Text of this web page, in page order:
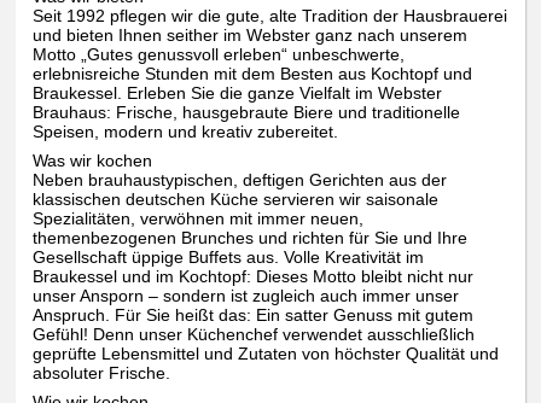
Seit 1992 pflegen wir die gute, alte Tradition der Hausbrauerei
und bieten Ihnen seither im Webster ganz nach unserem
Motto „Gutes genussvoll erleben“ unbeschwerte,
erlebnisreiche Stunden mit dem Besten aus Kochtopf und
Braukessel. Erleben Sie die ganze Vielfalt im Webster
Brauhaus: Frische, hausgebraute Biere und traditionelle
Speisen, modern und kreativ zubereitet.
Was wir kochen
Neben brauhaustypischen, deftigen Gerichten aus der
klassischen deutschen Küche servieren wir saisonale
Spezialitäten, verwöhnen mit immer neuen,
themenbezogenen Brunches und richten für Sie und Ihre
Gesellschaft üppige Buffets aus. Volle Kreativität im
Braukessel und im Kochtopf: Dieses Motto bleibt nicht nur
unser Ansporn – sondern ist zugleich auch immer unser
Anspruch. Für Sie heißt das: Ein satter Genuss mit gutem
Gefühl! Denn unser Küchenchef verwendet ausschließlich
geprüfte Lebensmittel und Zutaten von höchster Qualität und
absoluter Frische.